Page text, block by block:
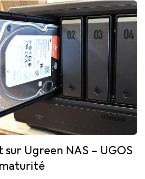
Ugreen NAS – UGOS